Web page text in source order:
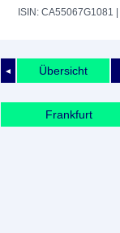
ISIN: CA55067G1081
◄ Übersicht
Frankfurt